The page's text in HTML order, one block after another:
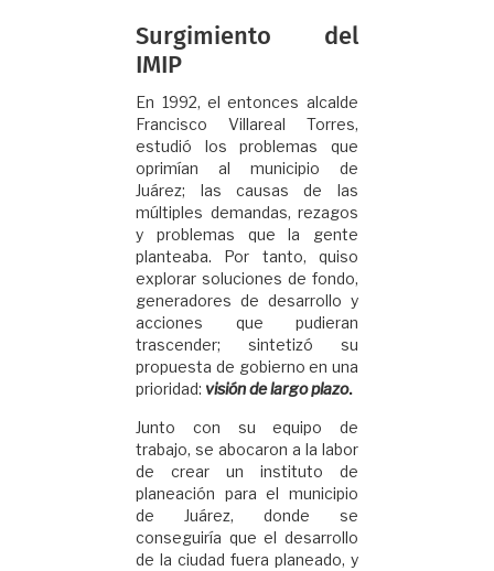
Surgimiento del
IMIP
En 1992, el entonces alcalde
Francisco Villareal Torres,
estudió los problemas que
oprimían al municipio de
Juárez; las causas de las
múltiples demandas, rezagos
y problemas que la gente
planteaba. Por tanto, quiso
explorar soluciones de fondo,
generadores de desarrollo y
acciones que pudieran
trascender; sintetizó su
propuesta de gobierno en una
prioridad: visión de largo plazo.
Junto con su equipo de
trabajo, se abocaron a la labor
de crear un instituto de
planeación para el municipio
de Juárez, donde se
conseguiría que el desarrollo
de la ciudad fuera planeado, y